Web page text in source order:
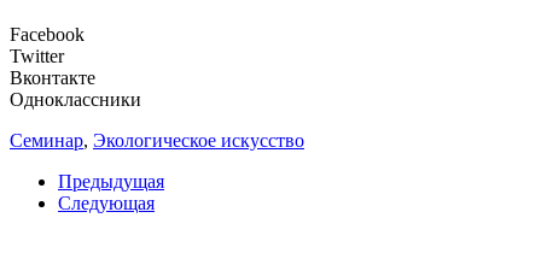
Facebook
Twitter
Вконтакте
Одноклассники
Семинар, Экологическое искусство
Предыдущая
Следующая